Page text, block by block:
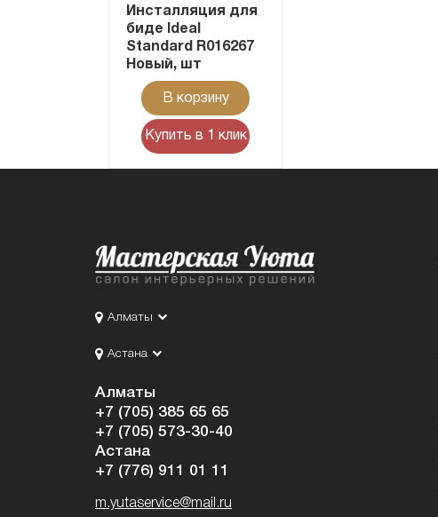
Инсталляция для
биде Ideal
Standard R016267
Новый, шт
В корзину
Купить в 1 клик
Алматы
Астана
Алматы
+7 (705) 385 65 65
+7 (705) 573-30-40
Астана
+7 (776) 911 01 11
m.yutaservice@mail.ru